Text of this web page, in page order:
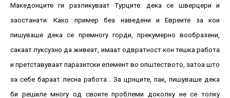
Македонците ги разликуваат Турците: дека се шверцери и
заостанати. Како пример беа наведени и Евреите за кои
пишуваше дека се премногу горди, прекумерно вообразени,
сакаат луксузно да живеат, имаат одвратност кон тешка работа
и претставуваат паразитски елемент во општеството, затоа што
за себе бараат лесна работа… За црнците, пак, пишуваше дека
би решиле многу од своите проблеми доколку не се толку